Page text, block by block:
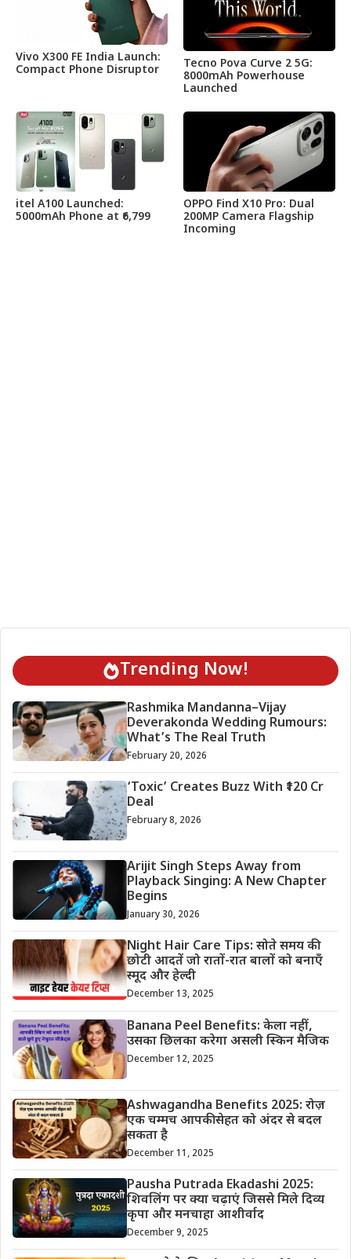
Vivo X300 FE India Launch:
Compact Phone Disruptor
Tecno Pova Curve 2 5G:
8000mAh Powerhouse
Launched
itel A100 Launched:
5000mAh Phone at ₹6,799
OPPO Find X10 Pro: Dual
200MP Camera Flagship
Incoming
Trending Now!
Rashmika Mandanna–Vijay
Deverakonda Wedding Rumours:
What’s The Real Truth
February 20, 2026
‘Toxic’ Creates Buzz With ₹120 Cr
Deal
February 8, 2026
Arijit Singh Steps Away from
Playback Singing: A New Chapter
Begins
January 30, 2026
Night Hair Care Tips: सोते समय की
छोटी आदतें जो रातों-रात बालों को बनाएँ
स्मूद और हेल्दी
December 13, 2025
Banana Peel Benefits: केला नहीं,
उसका छिलका करेगा असली स्किन मैजिक
December 12, 2025
Ashwagandha Benefits 2025: रोज़
एक चम्मच आपकी सेहत को अंदर से बदल
सकता है
December 11, 2025
Pausha Putrada Ekadashi 2025:
शिवलिंग पर क्या चढ़ाएं जिससे मिले दिव्य
कृपा और मनचाहा आशीर्वाद
December 9, 2025